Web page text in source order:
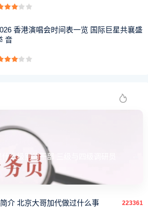
类能吃的松子。
。
内的分布范围不广，像东北红松子则主
安岭，而落水松子也叫云南松子，主
州等少数地区。
些松子不了解，而物以稀为贵，这也是
香港演唱会时间表一览 国际巨星共襄盛
音
什么级别的干部 三级与四级调研员
介 北京大哥加代做过什么事 223361